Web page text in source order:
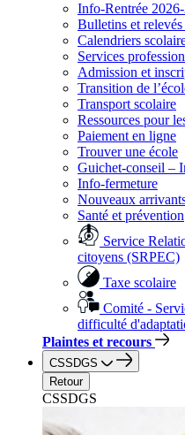
Info-Rentrée
Bulletins et relevés
Calendriers
Services
Admission et
Transition de
Transport scolaire
Ressources pour
Paiement en ligne
Trouver une école
Guichet-conseil –
Info-fermeture
Nouveaux
Santé et prévention
Service
citoyens (SRPEC)
Taxe scolaire
Comité -
difficulté
Plaintes et recours
CSSDGS
Retour
CSSDGS